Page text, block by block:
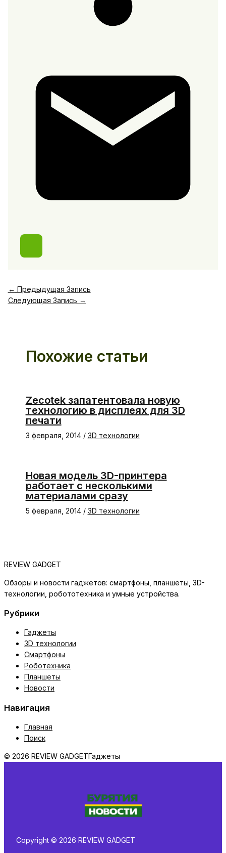
← Предыдущая Запись
Следующая Запись →
Похожие статьи
Zecotek запатентовала новую
технологию в дисплеях для 3D
печати
3 февраля, 2014 / 3D технологии
Новая модель 3D-принтера
работает с несколькими
материалами сразу
5 февраля, 2014 / 3D технологии
REVIEW GADGET
Обзоры и новости гаджетов: смартфоны, планшеты, 3D-
технологии, робототехника и умные устройства.
Рубрики
Гаджеты
3D технологии
Смартфоны
Роботехника
Планшеты
Новости
Навигация
Главная
Поиск
© 2026 REVIEW GADGETГаджеты
Copyright © 2026 REVIEW GADGET